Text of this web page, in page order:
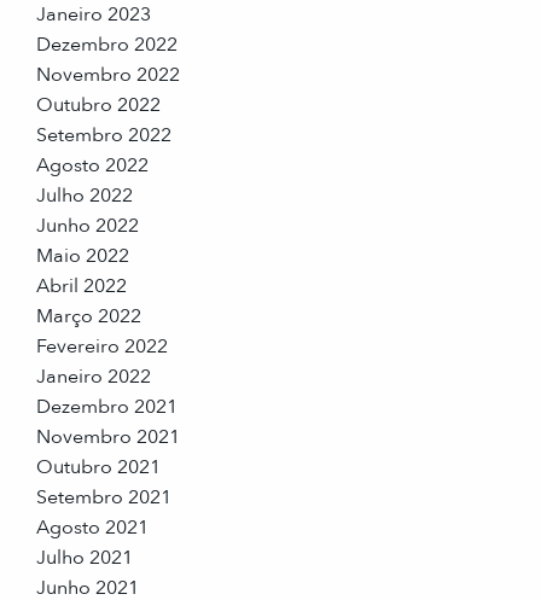
Janeiro 2023
Dezembro 2022
Novembro 2022
Outubro 2022
Setembro 2022
Agosto 2022
Julho 2022
Junho 2022
Maio 2022
Abril 2022
Março 2022
Fevereiro 2022
Janeiro 2022
Dezembro 2021
Novembro 2021
Outubro 2021
Setembro 2021
Agosto 2021
Julho 2021
Junho 2021